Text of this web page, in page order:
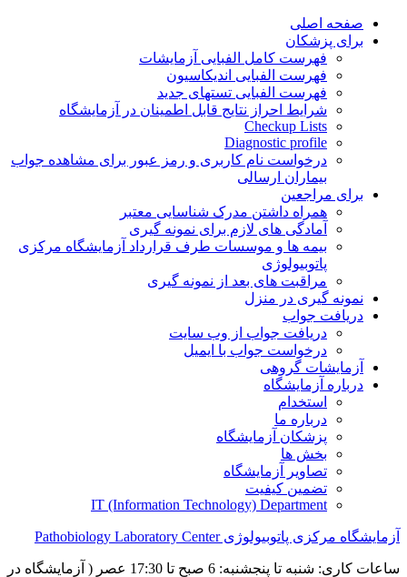
Skip
صفحه اصلی
برای پزشکان
فهرست کامل الفبایی آزمایشات
فهرست الفبایی اندیکاسیون
فهرست الفبایی تستهای جدید
شرایط احراز نتایج قابل اطمینان در آزمایشگاه
Checkup Lists
Diagnostic profile
درخواست نام کاربری و رمز عبور برای مشاهده جواب
بیماران ارسالی
برای مراجعین
همراه داشتن مدرک شناسایی معتبر
آمادگی های لازم برای نمونه گیری
بیمه ها و موسسات طرف قرارداد آزمایشگاه مرکزی
پاتوبیولوژی
مراقبت های بعد از نمونه گیری
نمونه گیری در منزل
دریافت جواب
دریافت جواب از وب سایت
درخواست جواب با ایمیل
آزمایشات گروهی
درباره آزمایشگاه
استخدام
درباره ما
پزشکان آزمایشگاه
بخش ها
تصاویر آزمایشگاه
تضمین کیفیت
IT (Information Technology) Department
آزمایشگاه مرکزی پاتوبیولوژی Pathobiology Laboratory Center
ساعات کاری: شنبه تا پنجشنبه: 6 صبح تا 17:30 عصر ( آزمایشگاه در